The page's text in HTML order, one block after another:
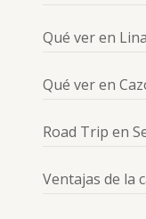
Qué ver en
Qué ver en
Road Trip en
Ventajas de la